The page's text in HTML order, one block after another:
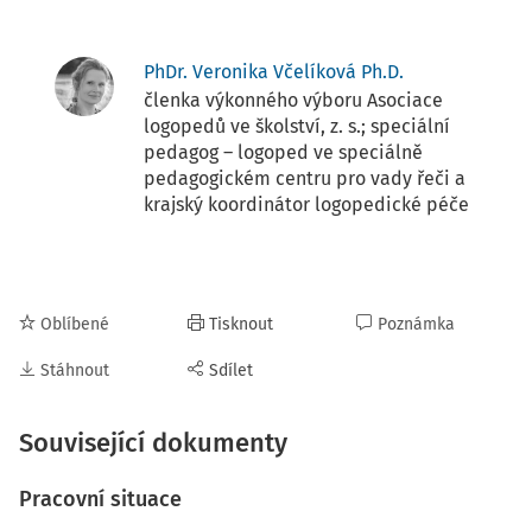
PhDr. Veronika Včelíková Ph.D.
členka výkonného výboru Asociace
logopedů ve školství, z. s.; speciální
pedagog – logoped ve speciálně
pedagogickém centru pro vady řeči a
krajský koordinátor logopedické péče
Oblíbené
Stáhnout
Tisknout
Sdílet
Poznámka
Související dokumenty
Pracovní situace